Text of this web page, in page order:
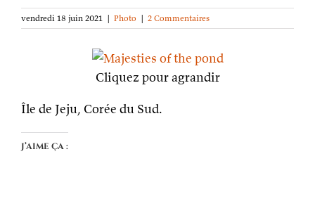
vendredi 18 juin 2021 | Photo | 2 Commentaires
Cliquez pour agrandir
Île de Jeju, Corée du Sud.
J’aime ça :